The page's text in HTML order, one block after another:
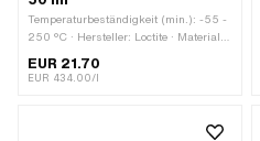
Temperaturbeständigkeit (min.): -55 -
250 °C · Hersteller: Loctite · Material:
schwarz · Spaltmass (max.): 1 mm ·
EUR 21.70
EUR 434.00/l